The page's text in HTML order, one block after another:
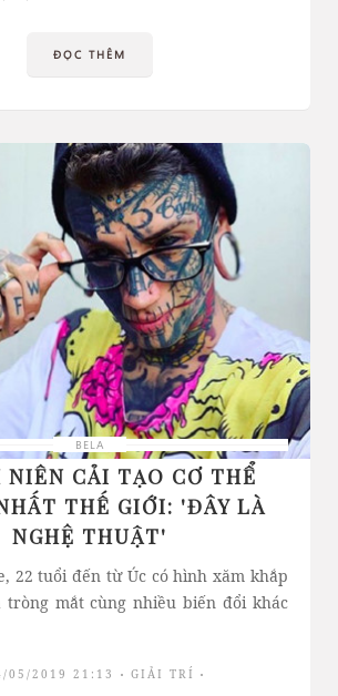
ĐỌC THÊM
BELA
NIÊN CẢI TẠO CƠ THỂ
THẾ GIỚI: 'ĐÂY LÀ
NGHỆ THUẬT'
22 tuổi đến từ Úc có hình xăm khắp
tròng mắt cùng nhiều biến đổi khác
05/2019 21:13 GIẢI TRÍ